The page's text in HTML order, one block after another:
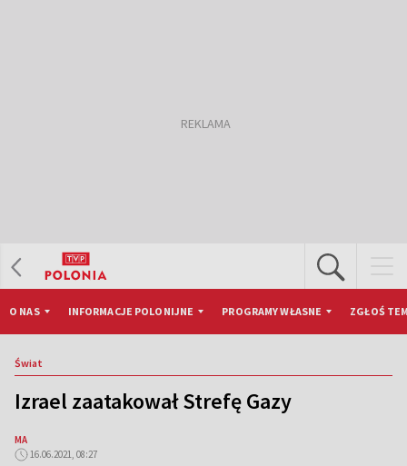
O NAS INFORMACJE POLONIJNE PROGRAMY WŁASNE ZGŁOŚ
Świat
Izrael zaatakował Strefę Gazy
MA
16.06.2021, 08:27